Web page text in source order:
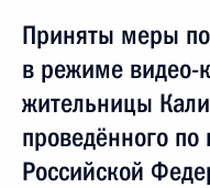
Приняты меры
в режиме видео-
жительницы
проведённого
Российской